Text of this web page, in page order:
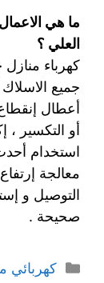
ما هي
العلي ؟
كهرباء منازل
جميع الاسلاك
أعطال
أو التكسير
استخدام
معالجة
التوصيل و
صحيحة .
كهربائي